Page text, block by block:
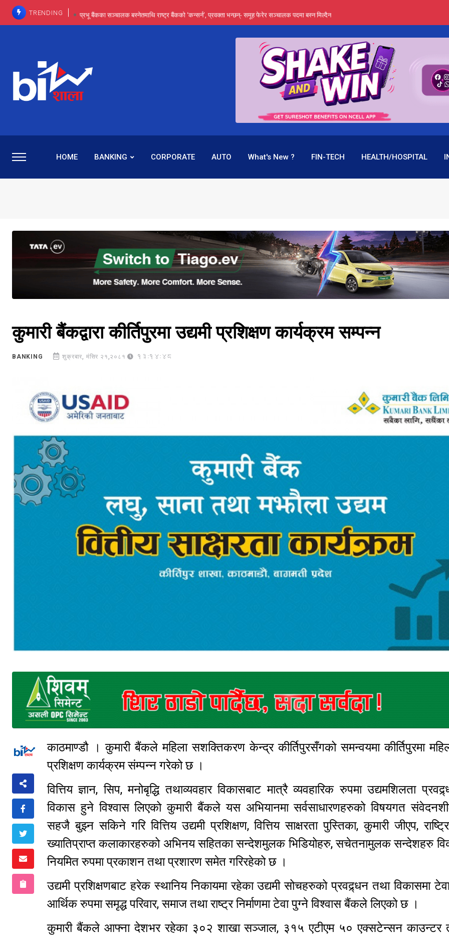
TRENDING प्रभू बैंकका सञ्चालक बस्नेतमाथि राष्ट्र बैंकको ‘कन्सर्न’, प्रवक्ता भन्छन्- समूह फेरेर सञ्चालक पदमा बस्न मिल्दैन
प्रभू बैंकमा सेञ्चुरीबाट आएका कर्मचारीमाथि हदैसम्मको विभेदः एउटै पदमा दुई थरि तलब, वर्षमै ९२ हजार घाटा !
कमाइमा गरिमाको दमदार छलाङ, सेयरधनीलाई २० प्रतिशत लाभांश दिने क्षमता
प्रभु बैंकमा रमिता : सर्वसाधारणबाट छिरेका बस्नेत संस्थापक बनेर निरन्तर, राष्ट्र बैंक किन मौन ?
HOME BANKING CORPORATE AUTO What's New ? FIN-TECH HEALTH/HOSPITAL
कुमारी बैंकद्वारा कीर्तिपुरमा उद्यमी प्रशिक्षण कार्यक्रम सम्पन्न
BANKING शुक्रबार, मंसिर २१,२०८१ 13:14:48
काठमाण्डौ । कुमारी बैंकले महिला सशक्तिकरण केन्द्र कीर्तिपुरसँगको समन्वयमा कीर्तिपुरमा
प्रशिक्षण कार्यक्रम संम्पन्न गरेको छ ।
वित्तिय ज्ञान, सिप, मनोबृद्धि तथाव्यवहार विकासबाट मात्रै व्यवहारिक रुपमा उद्यमशिलता
विकास हुने विश्वास लिएको कुमारी बैंकले यस अभियानमा सर्वसाधारणहरुको विषयगत
सहजै बुझ्न सकिने गरि वित्तिय उद्यमी प्रशिक्षण, वित्तिय साक्षरता पुस्तिका, कुमारी जीएप,
ख्यातिप्राप्त कलाकारहरुको अभिनय सहितका सन्देशमुलक भिडियोहरु, सचेतनामुलक सन्देशहरु
नियमित रुपमा प्रकाशन तथा प्रशारण समेत गरिरहेको छ ।
उद्यमी प्रशिक्षणबाट हरेक स्थानिय निकायमा रहेका उद्यमी सोचहरुको प्रवद्र्धन तथा विकासमा
आर्थिक रुपमा समृद्ध परिवार, समाज तथा राष्ट्र निर्माणमा टेवा पुग्ने विश्वास बैंकले लिएको छ ।
कुमारी बैंकले आफ्ना देशभर रहेका ३०२ शाखा सञ्जाल, ३१५ एटीएम ५० एक्सटेन्सन काउन्टर